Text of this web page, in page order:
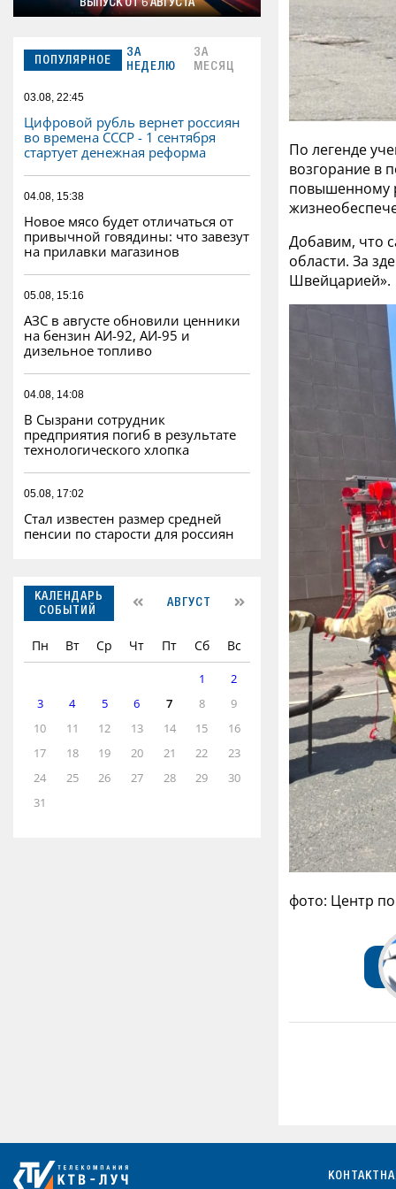
ВЫПУСК ОТ 6 АВГУСТА
ПОПУЛЯРНОЕ
ЗА
НЕДЕЛЮ
ЗА
МЕСЯЦ
03.08, 22:45
Цифровой рубль вернет россиян
во времена СССР - 1 сентября
стартует денежная реформа
04.08, 15:38
Новое мясо будет отличаться от
привычной говядины: что завезут
на прилавки магазинов
05.08, 15:16
АЗС в августе обновили ценники
на бензин АИ-92, АИ-95 и
дизельное топливо
04.08, 14:08
В Сызрани сотрудник
предприятия погиб в результате
технологического хлопка
05.08, 17:02
Стал известен размер средней
пенсии по старости для россиян
КАЛЕНДАРЬ
СОБЫТИЙ
АВГУСТ
Пн Вт Ср Чт Пт Сб Вс
1
2
3
4 5 6 7 8
9
10
11 12 13 14 15
16
17
18 19 20 21 22
23
24
25 26 27 28 29
30
31
По легенде
возгорание в
повышенному
Добавим, что
области. За
Швейцарией».
фото: Центр